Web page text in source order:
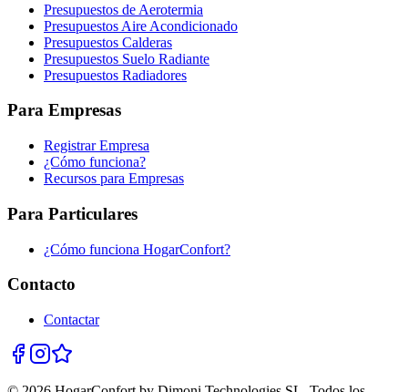
Presupuestos de Aerotermia
Presupuestos Aire Acondicionado
Presupuestos Calderas
Presupuestos Suelo Radiante
Presupuestos Radiadores
Para Empresas
Registrar Empresa
¿Cómo funciona?
Recursos para Empresas
Para Particulares
¿Cómo funciona HogarConfort?
Contacto
Contactar